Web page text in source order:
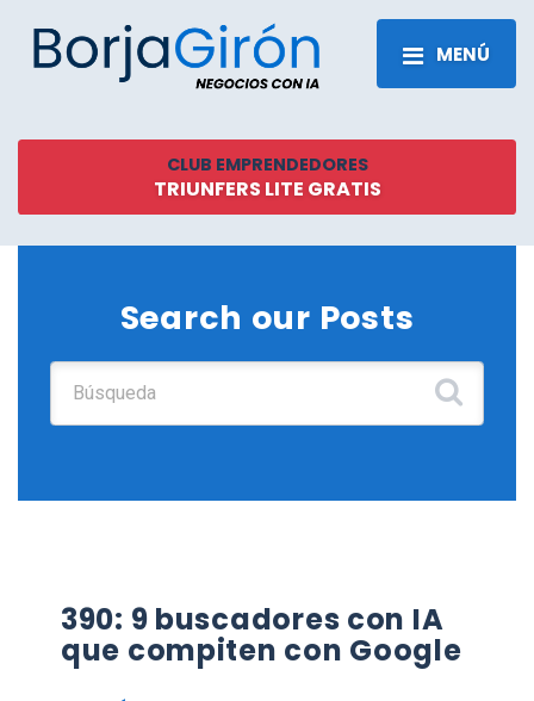
MENÚ
CLUB EMPRENDEDORES
TRIUNFERS LITE GRATIS
Search our Posts
390: 9 buscadores con IA
que compiten con Google